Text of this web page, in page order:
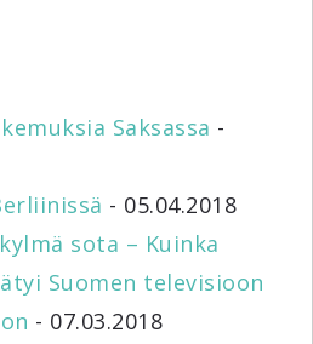
Saksassa -
- 05.04.2018
sota – Kuinka
Suomen televisioon
- 07.03.2018